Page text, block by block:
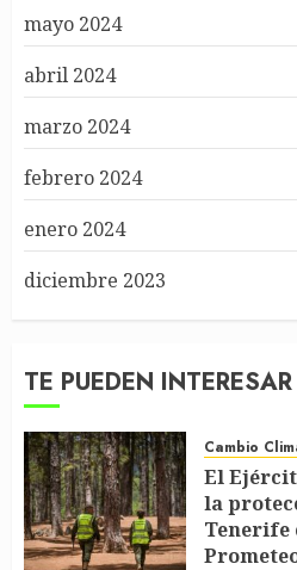
mayo 2024
abril 2024
marzo 2024
febrero 2024
enero 2024
diciembre 2023
TE PUEDEN INTERESAR
Cambio
El
la
Tenerife